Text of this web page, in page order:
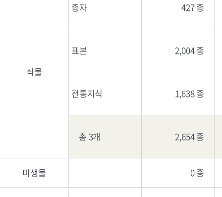
식물
종자 427 종
표본 2,004 종
전통지식 1,638 종
총 3개 2,654 종
미생물 0 종